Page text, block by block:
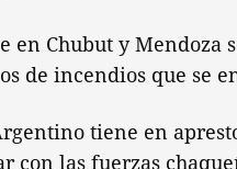
en Chubut y Mendoza
de incendios que se
tiene en
con las fuerzas